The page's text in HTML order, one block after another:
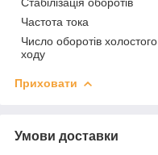
Частота тока
Число оборотів холостого
ходу
Приховати
Умови доставки